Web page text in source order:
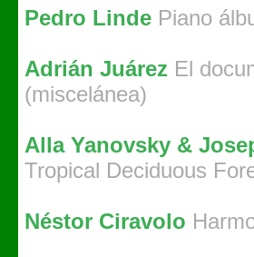
Pedro Linde Piano
Adrián Juárez El
(miscelánea)
Alla Yanovsky &
Tropical Deciduous
Néstor Ciravolo